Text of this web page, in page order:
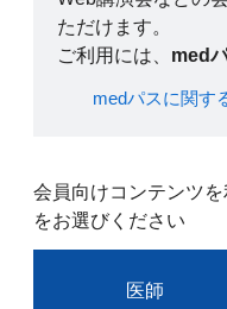
ただけます。
ご利用には、 med
medパスに関す
会員向けコンテンツ
をお選びください
医師